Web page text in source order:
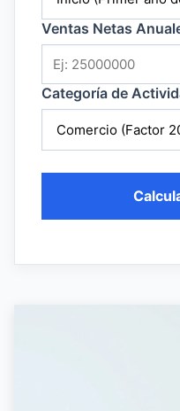
Ventas Netas
Categoría de